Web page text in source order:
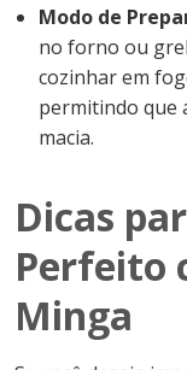
Modo de
no forno ou
cozinhar em
permitindo que
macia.
Dicas
Perfeito
Minga